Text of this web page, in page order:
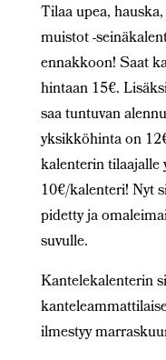
Tilaa upea,
muistot -
ennakkoon! Saat
hintaan 15€.
saa tuntuvan
yksikköhinta on
kalenterin tilaajalle
10€/kalenteri! Nyt
pidetty ja
suvulle.
Kantelekalenterin
ilmestyy